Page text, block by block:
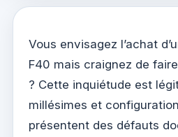
Vous envisagez l’achat
F40 mais craignez de
? Cette inquiétude est
millésimes et
présentent des défauts